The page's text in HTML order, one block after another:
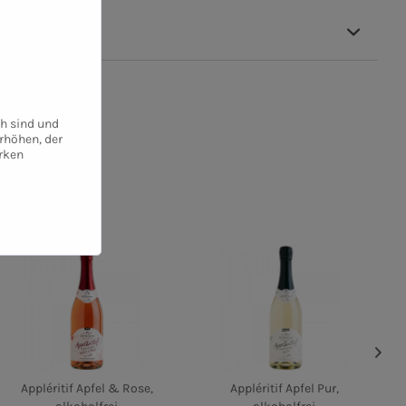
Appléritif Apfel & Rose,
Appléritif Apfel Pur,
sind und
der